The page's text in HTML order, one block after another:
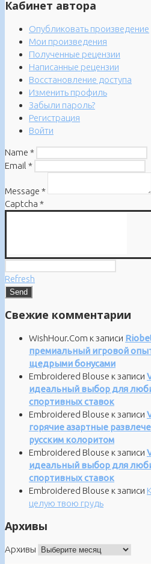
Кабинет автора
Опубликовать произведение
Мои произведения
Полученные рецензии
Написанные рецензии
Восстановление доступа
Изменить профиль
Забыли пароль?
Регистрация
Войти
Name *
Email *
Message *
Captcha *
Refresh
Свежие комментарии
WishHour.Com к записи
премиальный игровой
щедрыми бонусами
Embroidered Blouse к записи
идеальный выбор для
спортивных ставок
Embroidered Blouse к записи
горячие азартные
русским колоритом
Embroidered Blouse к записи
идеальный выбор для
спортивных ставок
Embroidered Blouse к записи
целую твою грудь
Архивы
Архивы